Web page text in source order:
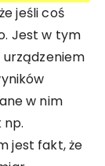
jeśli coś
Jest w tym
urządzeniem
w nim
np.
jest fakt, że